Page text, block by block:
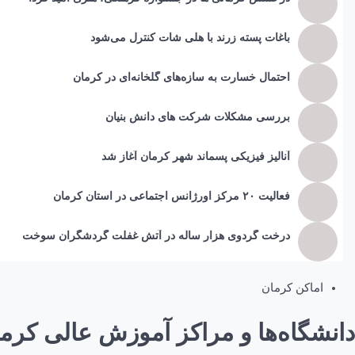
باغات پسته زرند با هلی شات کنترل می‌شود
احتمال خسارت به ساز‌ه‌های گلخانه‌ای در کرمان
بررسی مشکلات شرکت های دانش بنیان
آنالیز فیزیکی پسماند شهر کرمان آغاز شد
فعالیت ۲۰ مرکز اورژانس اجتماعی در استان کرمان
درخت گردوی هزار ساله در آتش غفلت گردشگران سوخت
اماکن کرمان
دانشگاه‌ها و مراکز آموزش عالی